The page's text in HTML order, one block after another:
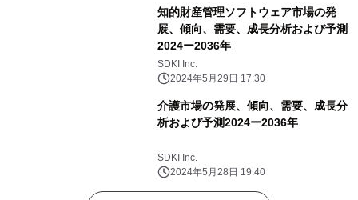
知的財産管理ソフトウェア市場の発
展、傾向、需要、成長分析および予測
2024ー2036年
SDKI Inc.
2024年5月29日 17:30
介護市場の発展、傾向、需要、成長分
析および予測2024ー2036年
SDKI Inc.
2024年5月28日 19:40